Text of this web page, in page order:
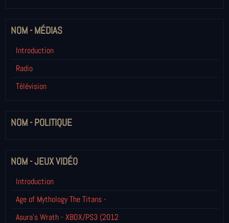
NOM - MÉDIAS
Introduction
Radio
Télévision
NOM - POLITIQUE
NOM - JEUX VIDÉO
Introduction
Age of Mythology The Titans -
Asura's Wrath - XBOX/PS3 (2012